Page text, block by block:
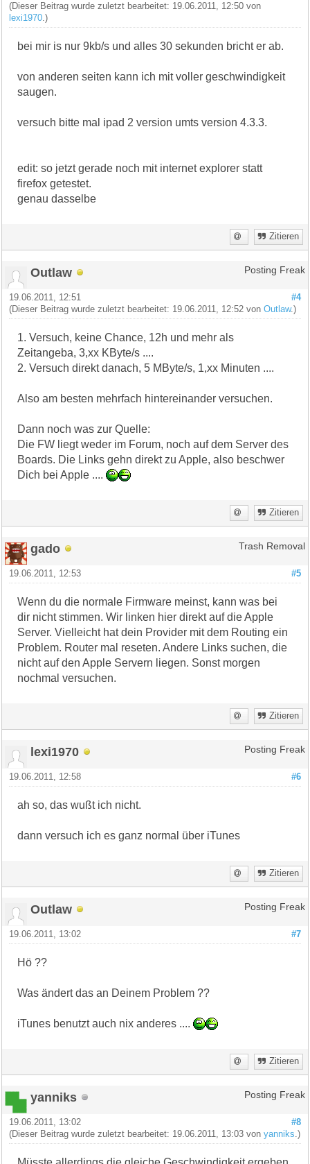
(Dieser Beitrag wurde zuletzt bearbeitet: 19.06.2011, 12:50 von
lexi1970 .)
bei mir is nur 9kb/s und alles 30 sekunden bricht er ab.
von anderen seiten kann ich mit voller geschwindigkeit
saugen.
versuch bitte mal ipad 2 version umts version 4.3.3.
edit: so jetzt gerade noch mit internet explorer statt
firefox getestet.
genau dasselbe
Zitieren
Outlaw Posting Freak
#4
19.06.2011, 12:51
(Dieser Beitrag wurde zuletzt bearbeitet: 19.06.2011, 12:52 vonOutlaw.)
1. Versuch, keine Chance, 12h und mehr als
Zeitangeba, 3,xx KByte/s ....
2. Versuch direkt danach, 5 MByte/s, 1,xx Minuten ....
Also am besten mehrfach hintereinander versuchen.
Dann noch was zur Quelle:
Die FW liegt weder im Forum, noch auf dem Server des
Boards. Die Links gehn direkt zu Apple, also beschwer
Dich bei Apple ....
Zitieren
gado Trash Removal
#5
19.06.2011, 12:53
Wenn du die normale Firmware meinst, kann was bei
dir nicht stimmen. Wir linken hier direkt auf die Apple
Server. Vielleicht hat dein Provider mit dem Routing ein
Problem. Router mal reseten. Andere Links suchen, die
nicht auf den Apple Servern liegen. Sonst morgen
nochmal versuchen.
Zitieren
lexi1970 Posting Freak
#6
19.06.2011, 12:58
ah so, das wußt ich nicht.
dann versuch ich es ganz normal über iTunes
Zitieren
Outlaw Posting Freak
#7
19.06.2011, 13:02
Hö ??
Was ändert das an Deinem Problem ??
iTunes benutzt auch nix anderes ....
Zitieren
yanniks Posting Freak
#8
19.06.2011, 13:02
(Dieser Beitrag wurde zuletzt bearbeitet: 19.06.2011, 13:03 vonyanniks .)